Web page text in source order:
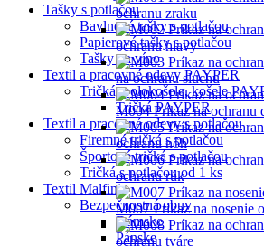
Tašky s potlačou
Bavlnené tašky s potlačou
Papierové tašky s potlačou
Tašky na víno
Textil a pracovné odevy PAYPER
Tričká, polokošele, košele
Tričká PAYPER
Textil a pracovné odevy s potlačou
Firemné tričká s potlačou
Športové tričká s potlačou
Tričká s potlačou od 1 ks
Textil Malfini
Bezpečnostná obuv
Dámske
Pánske
ochranu zraku
ochranu hlavy
na ochranu sluchu
M004 Príkaz na ochranu
ochranu nôh
ochranu rúk
M007 Príkaz na nosenie
ochranu tváre